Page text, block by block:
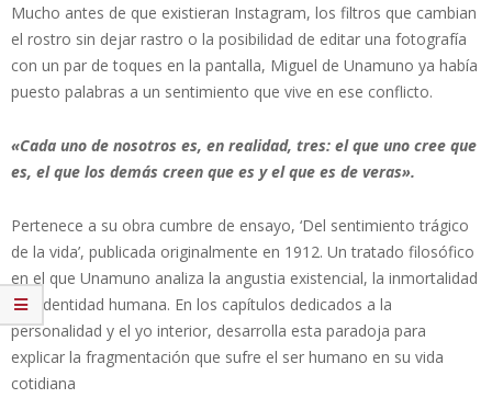
Mucho antes de que existieran Instagram, los filtros que cambian
el rostro sin dejar rastro o la posibilidad de editar una fotografía
con un par de toques en la pantalla, Miguel de Unamuno ya había
puesto palabras a un sentimiento que vive en ese conflicto.
«Cada uno de nosotros es, en realidad, tres: el que uno cree que
es, el que los demás creen que es y el que es de veras».
Pertenece a su obra cumbre de ensayo, ‘Del sentimiento trágico
de la vida’, publicada originalmente en 1912. Un tratado filosófico
en el que Unamuno analiza la angustia existencial, la inmortalidad
y la identidad humana. En los capítulos dedicados a la
personalidad y el yo interior, desarrolla esta paradoja para
explicar la fragmentación que sufre el ser humano en su vida
cotidiana